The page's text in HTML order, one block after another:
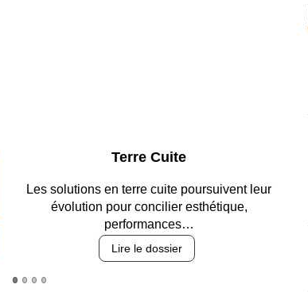
Parking et garages
Entre circulation, sécurisation des accès, durabilité
des revêtements et intégration…
Lire le dossier